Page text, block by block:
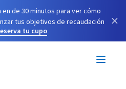
en de 30 minutos para ver cómo
tus objetivos de recaudación
tu cupo
×